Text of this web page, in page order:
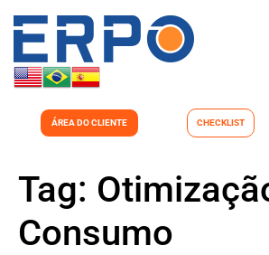
ÁREA DO CLIENTE CHECKLIST
Tag:
Consumo